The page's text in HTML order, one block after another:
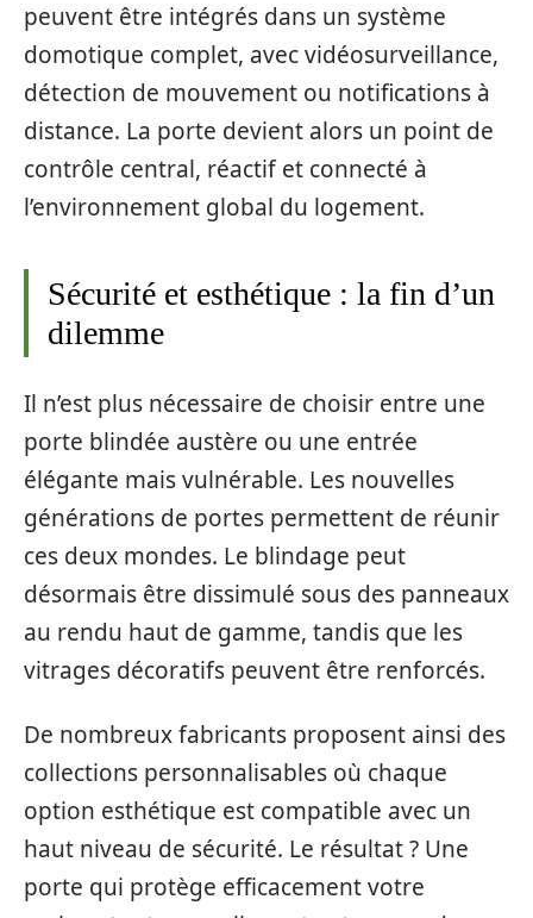
peuvent être intégrés dans un système
domotique complet, avec vidéosurveillance,
détection de mouvement ou notifications à
distance. La porte devient alors un point de
contrôle central, réactif et connecté à
l’environnement global du logement.
Sécurité et esthétique : la fin d’un
dilemme
Il n’est plus nécessaire de choisir entre une
porte blindée austère ou une entrée
élégante mais vulnérable. Les nouvelles
générations de portes permettent de réunir
ces deux mondes. Le blindage peut
désormais être dissimulé sous des panneaux
au rendu haut de gamme, tandis que les
vitrages décoratifs peuvent être renforcés.
De nombreux fabricants proposent ainsi des
collections personnalisables où chaque
option esthétique est compatible avec un
haut niveau de sécurité. Le résultat ? Une
porte qui protège efficacement votre